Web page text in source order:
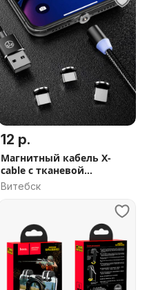
12 р.
Магнитный кабель X-
cable с тканевой
оплеткой
Витебск